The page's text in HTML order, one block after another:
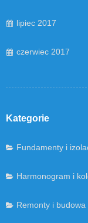
lipiec 2017
czerwiec 2017
Kategorie
Fundamenty i
Harmonogram i
Remonty i budowa